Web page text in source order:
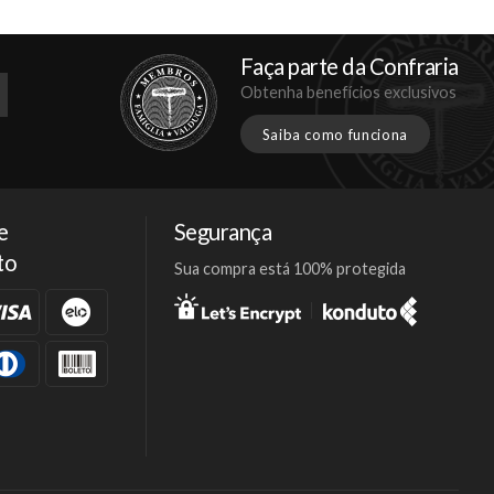
Faça parte da Confraria
Obtenha benefícios exclusivos
Saiba como funciona
Segurança
Sua compra está 100% protegida